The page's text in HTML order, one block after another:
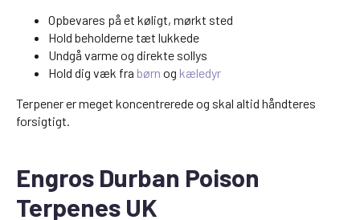
Opbevares på et køligt, mørkt sted
Hold beholderne tæt lukkede
Undgå varme og direkte sollys
Hold dig væk fra børn og kæledyr
Terpener er meget koncentrerede og skal altid håndteres
forsigtigt.
Engros Durban Poison
Terpenes UK